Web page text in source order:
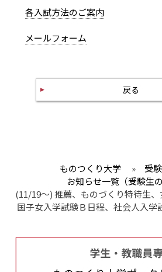
各入試方法のご案内
メールフォーム
戻る
ものつくり大学 » 受
お知らせ一覧（受験生の
(11/19～) 推薦、ものづくり特待生
国子女入学試験Ｂ日程、社会人入